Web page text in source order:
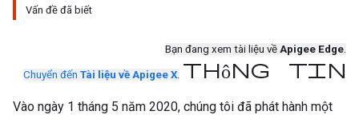
Vấn đề đã biết
Bạn đang xem tài liệu về Apigee Edge.
Chuyển đến Tài liệu về Apigee X. thông tin
Vào ngày 1 tháng 5 năm 2020, chúng tôi đã phát hành một